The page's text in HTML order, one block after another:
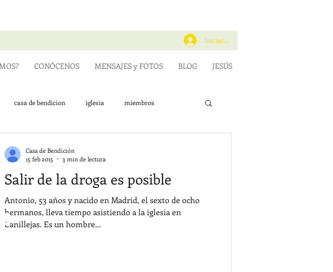
CONÓCENOS MENSAJES y FOTOS BLOG JESÚS
Iniciar sesión
casa de bendicion iglesia miembros
Salir de la droga es posible
Antonio, 53 años y nacido en Madrid, el sexto de ocho
hermanos, lleva tiempo asistiendo a la iglesia en
Canillejas. Es un hombre...
Casa de Bendición
15 feb 2015
3 min de lectura